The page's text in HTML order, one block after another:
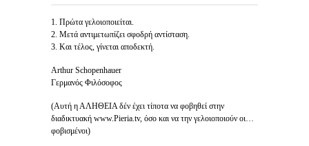
1. Πρώτα γελοιοποιείται.
2. Μετά αντιμετωπίζει σφοδρή αντίσταση.
3. Και τέλος, γίνεται αποδεκτή.
Arthur Schopenhauer
Γερμανός Φιλόσοφος
(Αυτή η ΑΛΗΘΕΙΑ δέν έχει τίποτα να φοβηθεί στην
διαδικτυακή www.Pieria.tv, όσο και να την γελοιοποιούν οι…
φοβισμένοι)